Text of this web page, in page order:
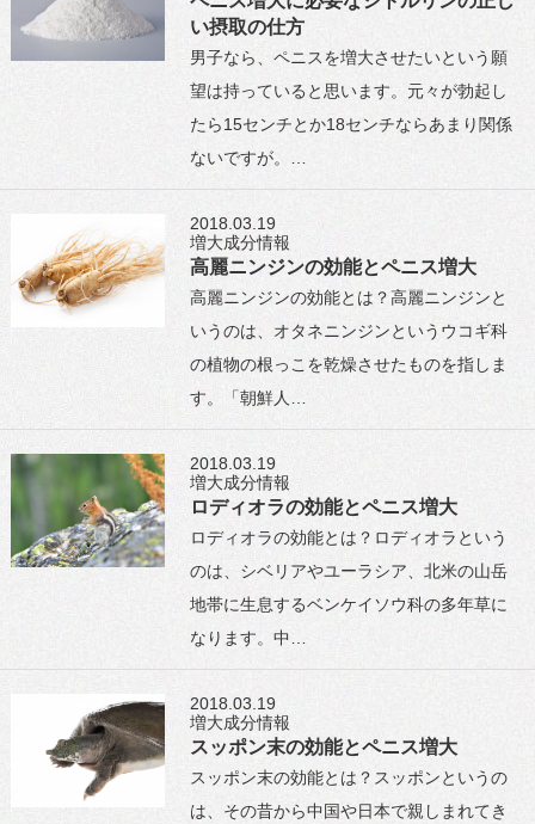
い摂取の仕方
男子なら、ペニスを増大させたいという願
望は持っていると思います。元々が勃起し
たら15センチとか18センチならあまり関係
ないですが。…
2018.03.19
増大成分情報
高麗ニンジンの効能とペニス増大
高麗ニンジンの効能とは？高麗ニンジンと
いうのは、オタネニンジンというウコギ科
の植物の根っこを乾燥させたものを指しま
す。「朝鮮人…
2018.03.19
増大成分情報
ロディオラの効能とペニス増大
ロディオラの効能とは？ロディオラという
のは、シベリアやユーラシア、北米の山岳
地帯に生息するベンケイソウ科の多年草に
なります。中…
2018.03.19
増大成分情報
スッポン末の効能とペニス増大
スッポン末の効能とは？スッポンというの
は、その昔から中国や日本で親しまれてき